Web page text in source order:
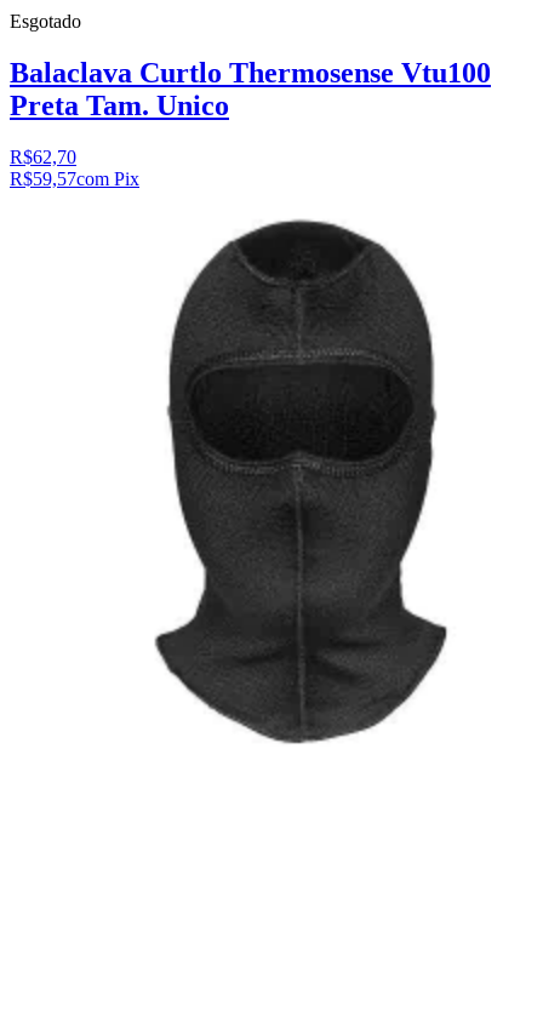
Esgotado
Balaclava Curtlo Thermosense Vtu100
Preta Tam. Unico
R$62,70
R$59,57com Pix